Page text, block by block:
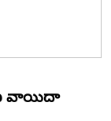
వాయిదా